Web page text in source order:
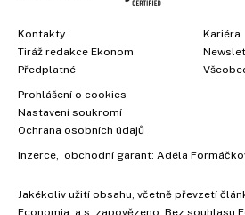
Kontakty
Tiráž redakce Ekonom
Předplatné
Kariéra
Prohlášení o cookies
Nastavení soukromí
Ochrana osobních údajů
Inzerce , obchodní garant: Adéla
Jakékoliv užití obsahu, včetně převzetí
Economia, a.s. zapovězeno. Bez souhlasu